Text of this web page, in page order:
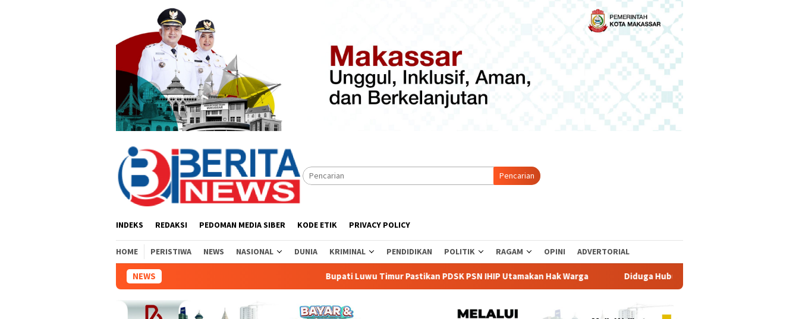
Pencarian
INDEKS REDAKSI PEDOMAN MEDIA SIBER KODE ETIK PRIVACY POLICY
HOME PERISTIWA NEWS NASIONAL DUNIA KRIMINAL PENDIDIKAN POLITIK RAGAM OPINI ADVERTORIAL
NEWS Bupati Luwu Timur Pastikan PDSK PSN IHIP Utamakan Hak Warga Diduga Hubungan Asmara Jadi Motif Pembunuhan